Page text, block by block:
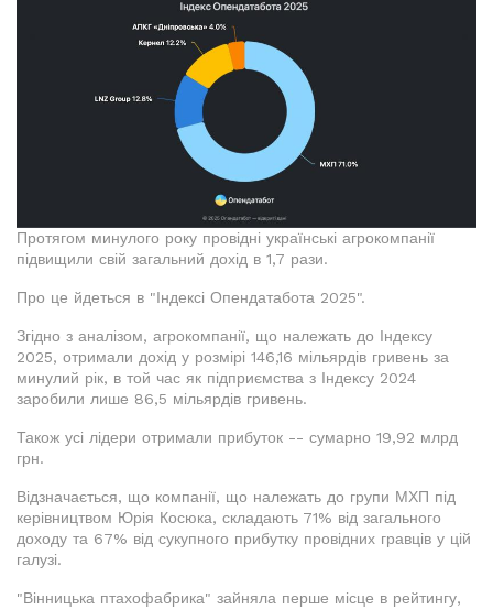
Протягом минулого року провідні українські агрокомпанії
підвищили свій загальний дохід в 1,7 рази.
Про це йдеться в "Індексі Опендатабота 2025".
Згідно з аналізом, агрокомпанії, що належать до Індексу
2025, отримали дохід у розмірі 146,16 мільярдів гривень за
минулий рік, в той час як підприємства з Індексу 2024
заробили лише 86,5 мільярдів гривень.
Також усі лідери отримали прибуток -- сумарно 19,92 млрд
грн.
Відзначається, що компанії, що належать до групи МХП під
керівництвом Юрія Косюка, складають 71% від загального
доходу та 67% від сукупного прибутку провідних гравців у цій
галузі.
"Вінницька птахофабрика" зайняла перше місце в рейтингу,